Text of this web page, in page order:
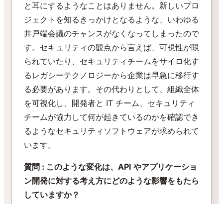
と耳にするようなことはありません。新しいプロ
ジェクトを知るきっかけとなるような、いわゆる
井戸端会議のチャンスがなくなってしまったので
す。セキュリティの観点から言えば、可視性が限
られていたり、セキュリティチームをサイロ化す
るレガシーテクノロジーから企業は早急に移行す
る必要があります。その代わりとして、組織全体
を可視化し、開発者と IT チーム、セキュリティ
チームが協力して何が起きているのかを確認でき
るようなセキュリティソフトウェアが求められて
います。
質問 : このような変化は、API やアプリケーショ
ン開発に対する考え方にどのような影響をもたら
していますか？